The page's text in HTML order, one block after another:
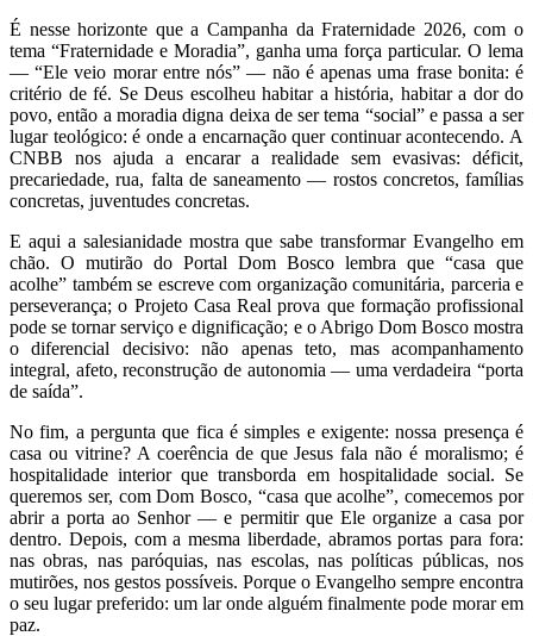
É nesse horizonte que a Campanha da Fraternidade 2026, com o
tema “Fraternidade e Moradia”, ganha uma força particular. O lema
— “Ele veio morar entre nós” — não é apenas uma frase bonita: é
critério de fé. Se Deus escolheu habitar a história, habitar a dor do
povo, então a moradia digna deixa de ser tema “social” e passa a ser
lugar teológico: é onde a encarnação quer continuar acontecendo. A
CNBB nos ajuda a encarar a realidade sem evasivas: déficit,
precariedade, rua, falta de saneamento — rostos concretos, famílias
concretas, juventudes concretas.
E aqui a salesianidade mostra que sabe transformar Evangelho em
chão. O mutirão do Portal Dom Bosco lembra que “casa que
acolhe” também se escreve com organização comunitária, parceria e
perseverança; o Projeto Casa Real prova que formação profissional
pode se tornar serviço e dignificação; e o Abrigo Dom Bosco mostra
o diferencial decisivo: não apenas teto, mas acompanhamento
integral, afeto, reconstrução de autonomia — uma verdadeira “porta
de saída”.
No fim, a pergunta que fica é simples e exigente: nossa presença é
casa ou vitrine? A coerência de que Jesus fala não é moralismo; é
hospitalidade interior que transborda em hospitalidade social. Se
queremos ser, com Dom Bosco, “casa que acolhe”, comecemos por
abrir a porta ao Senhor — e permitir que Ele organize a casa por
dentro. Depois, com a mesma liberdade, abramos portas para fora:
nas obras, nas paróquias, nas escolas, nas políticas públicas, nos
mutirões, nos gestos possíveis. Porque o Evangelho sempre encontra
o seu lugar preferido: um lar onde alguém finalmente pode morar em
paz.